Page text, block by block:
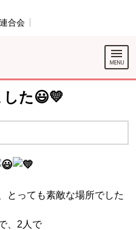
合会
す。
する
た😃💛
とっても素敵な場所でした
、2人で